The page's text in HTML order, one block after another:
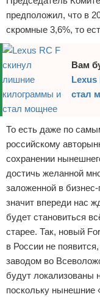
предположил, что в
скромные 3,6%, то
Вам
стал
То есть даже по
российскому
сохранении
достичь желанной
заложенной в
значит впереди нас
будет становиться
старее. Так, новый
в России не
заводом во
будут локализованы
поскольку нынешние